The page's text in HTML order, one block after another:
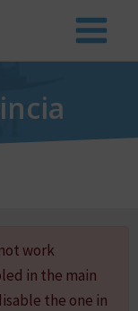
work
in the main
the one in